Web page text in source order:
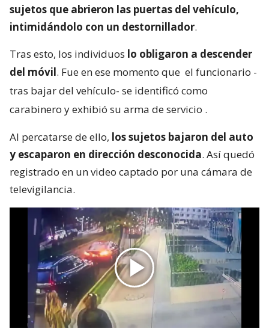
sujetos que abrieron las puertas del vehículo,
intimidándolo con un destornillador.
Tras esto, los individuos lo obligaron a descender
del móvil. Fue en ese momento que el funcionario -
tras bajar del vehículo- se identificó como
carabinero y exhibió su arma de servicio .
Al percatarse de ello, los sujetos bajaron del auto
y escaparon en dirección desconocida. Así quedó
registrado en un video captado por una cámara de
televigilancia.